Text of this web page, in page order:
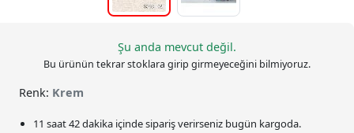
Şu anda mevcut değil.
Bu ürünün tekrar stoklara girip girmeyeceğini bilmiyoruz.
Renk: Krem
11 saat 42 dakika içinde sipariş verirseniz bugün kargoda.